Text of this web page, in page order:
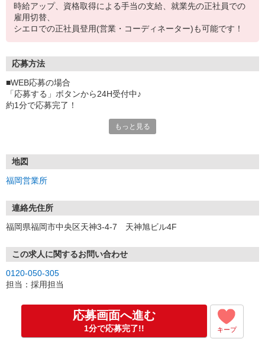
時給アップ、資格取得による手当の支給、就業先の正社員での
雇用切替、
シエロでの正社員登用(営業・コーディネーター)も可能です！
応募方法
■WEB応募の場合
「応募する」ボタンから24H受付中♪
約1分で応募完了！
①応募から3営業日を目安に、メールorお電話でご連絡します。
★スマホでWEB面接（LINEなど）・出張面接・事務所面接と選べま
す
③面接実施（履歴書不要）
※ご希望があれば、職場見学の調整もOKです！
お気軽にご応募ください♪
もっと見る
地図
福岡営業所
連絡先住所
福岡県福岡市中央区天神3-4-7 天神旭ビル4F
この求人に関するお問い合わせ
0120-050-305
担当：採用担当
応募画面へ進む
1分で応募完了!! キープ